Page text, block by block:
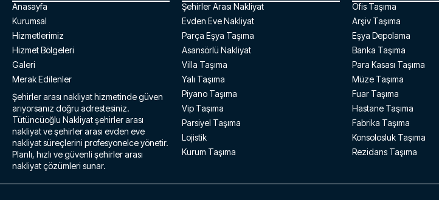
Anasayfa
Kurumsal
Hizmetlerimiz
Hizmet Bölgeleri
Galeri
Merak Edilenler
Şehirler arası nakliyat hizmetinde güven
arıyorsanız doğru adrestesiniz.
Tütüncüoğlu Nakliyat şehirler arası
nakliyat ve şehirler arası evden eve
nakliyat süreçlerini profesyonelce yönetir.
Planlı, hızlı ve güvenli şehirler arası
nakliyat çözümleri sunar.
Şehirler Arası Nakliyat
Evden Eve Nakliyat
Parça Eşya Taşıma
Asansörlü Nakliyat
Villa Taşıma
Yalı Taşıma
Piyano Taşıma
Vip Taşıma
Parsiyel Taşıma
Lojistik
Kurum Taşıma
Ofis Taşıma
Arşiv Taşıma
Eşya Depolama
Banka Taşıma
Para Kasası Taşıma
Müze Taşıma
Fuar Taşıma
Hastane Taşıma
Fabrika Taşıma
Konsolosluk Taşıma
Rezidans Taşıma